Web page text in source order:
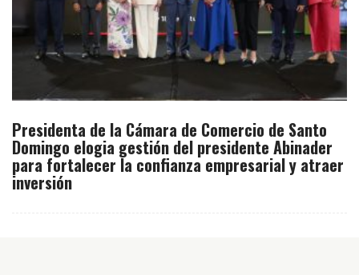
Presidenta de la Cámara de Comercio de Santo
Domingo elogia gestión del presidente Abinader
para fortalecer la confianza empresarial y atraer
inversión